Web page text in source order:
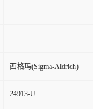
西格玛(Sigma-Aldrich)
24913-U